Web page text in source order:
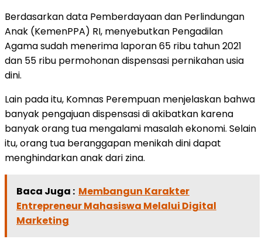
Berdasarkan data Pemberdayaan dan Perlindungan
Anak (KemenPPA) RI, menyebutkan Pengadilan
Agama sudah menerima laporan 65 ribu tahun 2021
dan 55 ribu permohonan dispensasi pernikahan usia
dini.
Lain pada itu, Komnas Perempuan menjelaskan bahwa
banyak pengajuan dispensasi di akibatkan karena
banyak orang tua mengalami masalah ekonomi. Selain
itu, orang tua beranggapan menikah dini dapat
menghindarkan anak dari zina.
Baca Juga : Membangun Karakter
Entrepreneur Mahasiswa Melalui Digital
Marketing